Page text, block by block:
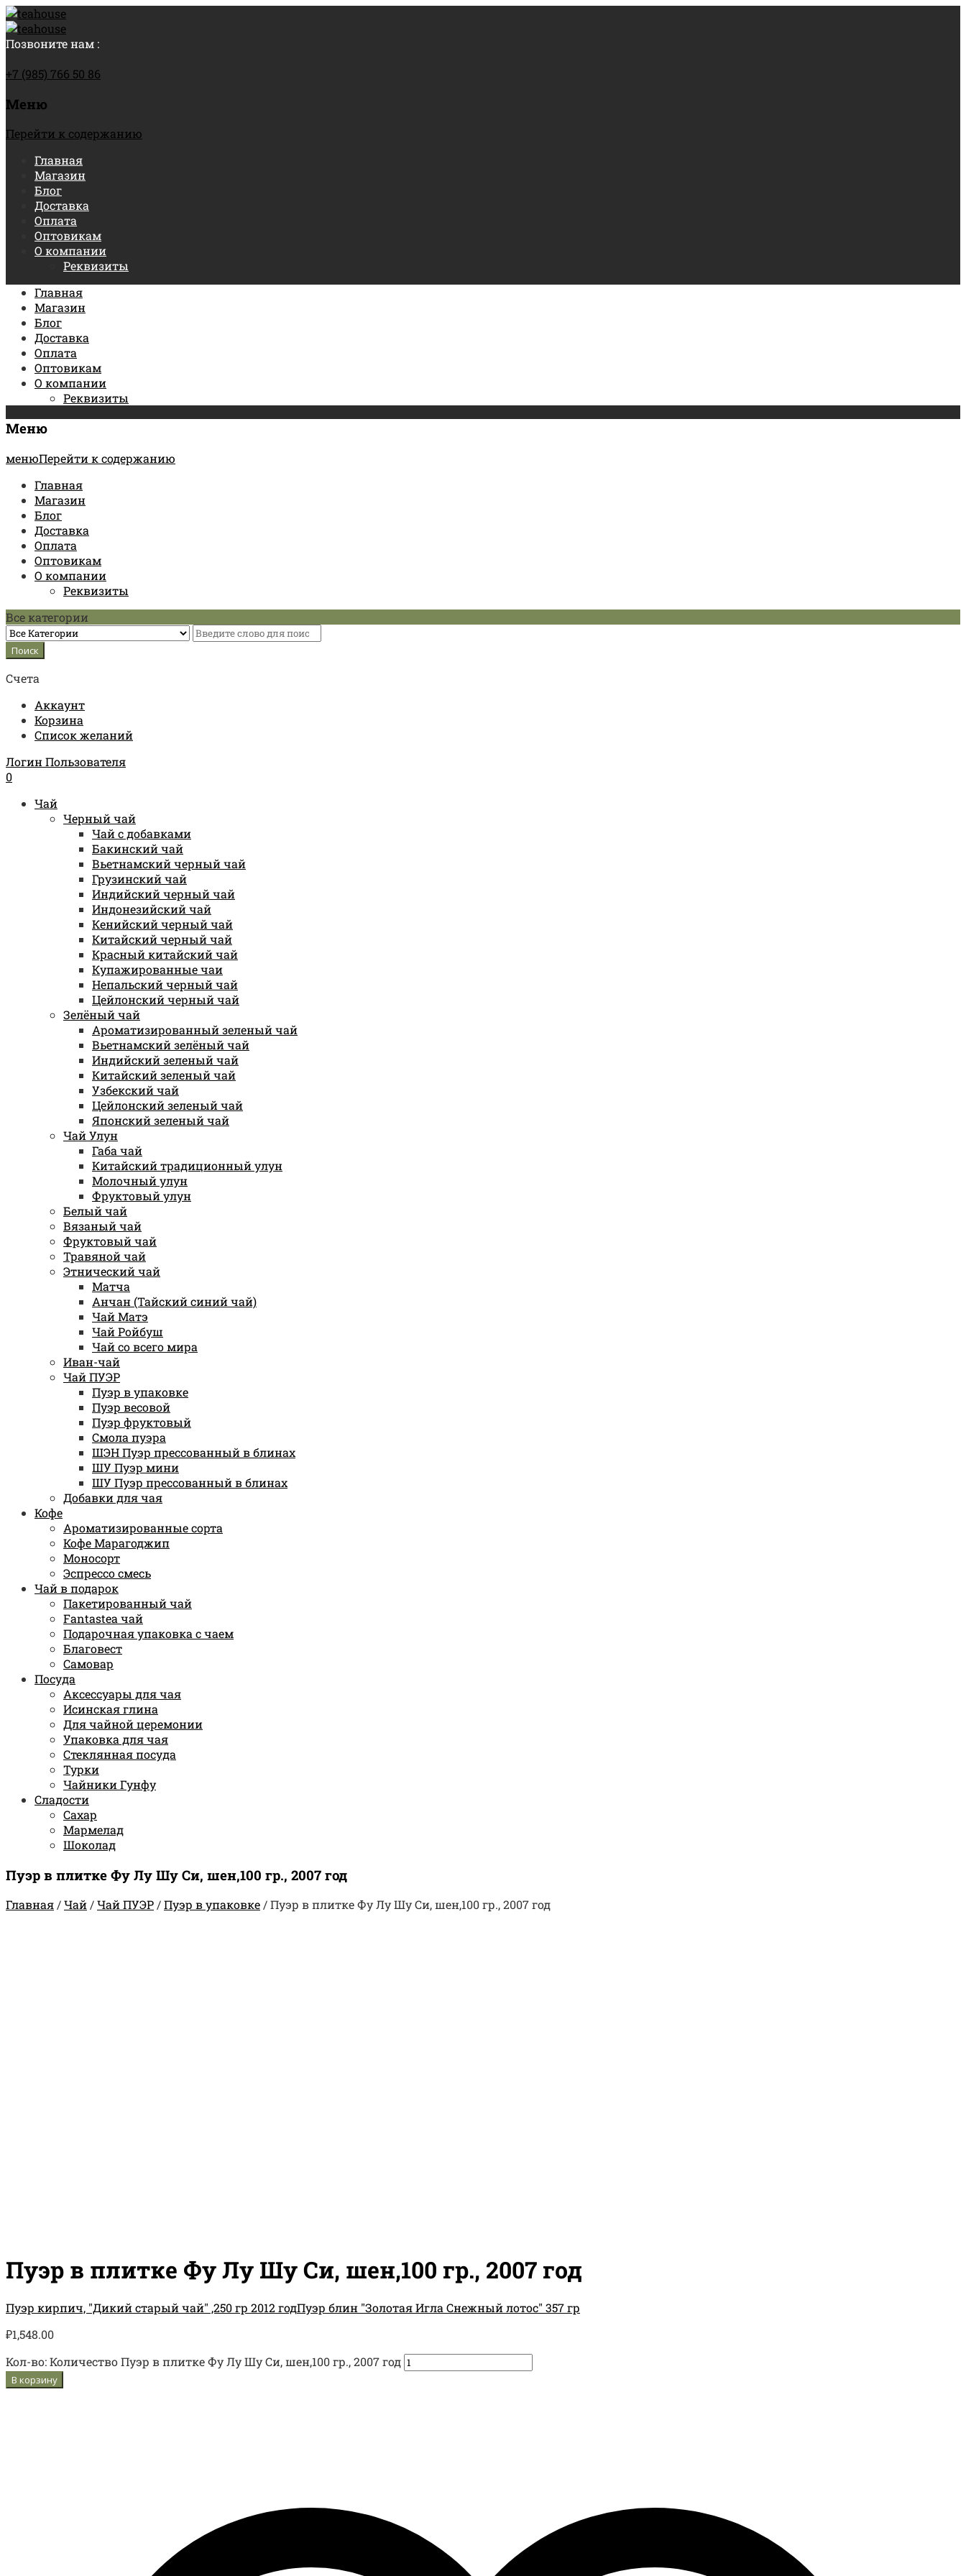
Позвоните нам :
+7 (985) 766 50 86
Меню
Перейти к содержанию
Главная
Магазин
Блог
Доставка
Оплата
Оптовикам
О компании
Реквизиты
Главная
Магазин
Блог
Доставка
Оплата
Оптовикам
О компании
Реквизиты
Меню
менюПерейти к содержанию
Главная
Магазин
Блог
Доставка
Оплата
Оптовикам
О компании
Реквизиты
Все категории
Счета
Аккаунт
Корзина
Список желаний
Логин Пользователя
0
Чай
Черный чай
Чай с добавками
Бакинский чай
Вьетнамский черный чай
Грузинский чай
Индийский черный чай
Индонезийский чай
Кенийский черный чай
Китайский черный чай
Красный китайский чай
Купажированные чаи
Непальский черный чай
Цейлонский черный чай
Зелёный чай
Ароматизированный зеленый чай
Вьетнамский зелёный чай
Индийский зеленый чай
Китайский зеленый чай
Узбекский чай
Цейлонский зеленый чай
Японский зеленый чай
Чай Улун
Габа чай
Китайский традиционный улун
Молочный улун
Фруктовый улун
Белый чай
Вязаный чай
Фруктовый чай
Травяной чай
Этнический чай
Матча
Анчан (Тайский синий чай)
Чай Матэ
Чай Ройбуш
Чай со всего мира
Иван-чай
Чай ПУЭР
Пуэр в упаковке
Пуэр весовой
Пуэр фруктовый
Смола пуэра
ШЭН Пуэр прессованный в блинах
ШУ Пуэр мини
ШУ Пуэр прессованный в блинах
Добавки для чая
Кофе
Ароматизированные сорта
Кофе Марагоджип
Моносорт
Эспрессо смесь
Чай в подарок
Пакетированный чай
Fantastea чай
Подарочная упаковка с чаем
Благовест
Самовар
Посуда
Аксессуары для чая
Исинская глина
Для чайной церемонии
Упаковка для чая
Стеклянная посуда
Турки
Чайники Гунфу
Сладости
Сахар
Мармелад
Шоколад
Пуэр в плитке Фу Лу Шу Си, шен,100 гр., 2007 год
Главная/Чай/Чай ПУЭР/Пуэр в упаковке/Пуэр в плитке Фу Лу Шу Си, шен,100 гр., 2007 год
Пуэр в плитке Фу Лу Шу Си, шен,100 гр., 2007 год
Пуэр кирпич, "Дикий старый чай" ,250 гр 2012 годПуэр блин "Золотая Игла Снежный лотос" 357 гр
₽1,548.00
Кол-во:Количество Пуэр в плитке Фу Лу Шу Си, шен,100 гр., 2007 год
В корзину